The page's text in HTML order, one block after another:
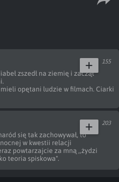
zszedł na ziemię i zaczął
opętani ludzie w filmach. Ciarki
155
się tak zachowywał, to
w kwestii relacji
powtarzajcie za mną ,,żydzi
teoria spiskowa".
203